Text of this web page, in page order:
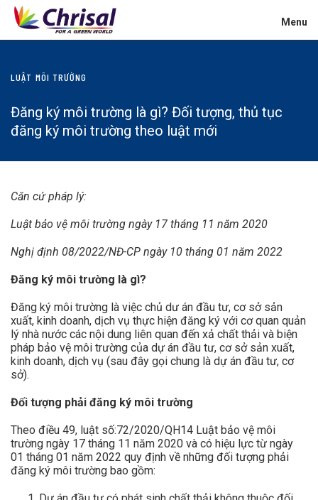
Menu
LUẬT MÔI TRƯỜNG
Đăng ký môi trường là gì? Đối tượng, thủ tục
đăng ký môi trường theo luật mới
Căn cứ pháp lý:
Luật bảo vệ môi trường ngày 17 tháng 11 năm 2020
Nghị định 08/2022/NĐ-CP ngày 10 tháng 01 năm 2022
Đăng ký môi trường là gì?
Đăng ký môi trường là việc chủ dư án đầu tư, cơ sở sản
xuất, kinh doanh, dịch vụ thực hiện đăng ký với cơ quan quản
lý nhà nước các nội dung liên quan đến xả chất thải và biện
pháp bảo vệ môi trường của dự án đầu tư, cơ sở sản xuất,
kinh doanh, dịch vụ (sau đây gọi chung là dự án đầu tư, cơ
sở).
Đối tượng phải đăng ký môi trường
Theo điều 49, luật số:72/2020/QH14 Luật bảo vệ môi
trường ngày 17 tháng 11 năm 2020 và có hiệu lực từ ngày
01 tháng 01 năm 2022 quy định về những đối tượng phải
đăng ký môi trường bao gồm: